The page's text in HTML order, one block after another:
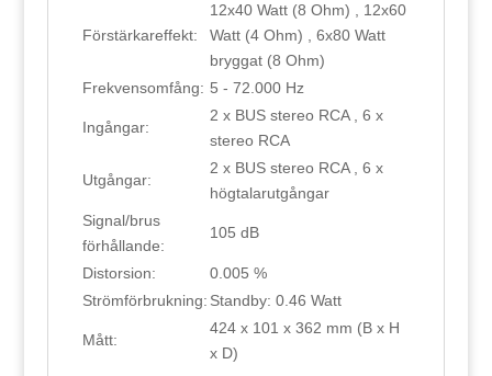
Förstärkareffekt:
12x40 Watt (8 Ohm) , 12x60
Watt (4 Ohm) , 6x80 Watt
bryggat (8 Ohm)
Frekvensomfång: 5 - 72.000 Hz
Ingångar:
2 x BUS stereo RCA , 6 x
stereo RCA
Utgångar:
2 x BUS stereo RCA , 6 x
högtalarutgångar
Signal/brus
förhållande:
105 dB
Distorsion:
0.005 %
Strömförbrukning: Standby: 0.46 Watt
Mått:
424 x 101 x 362 mm (B x H
x D)